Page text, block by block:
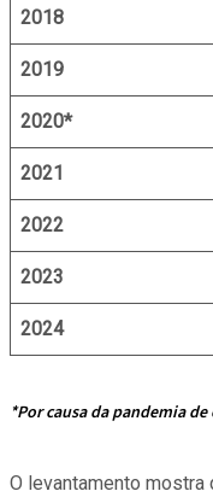
2018
2019
2020*
2021
2022
2023
2024
*Por causa da pandemia
O levantamento mostra